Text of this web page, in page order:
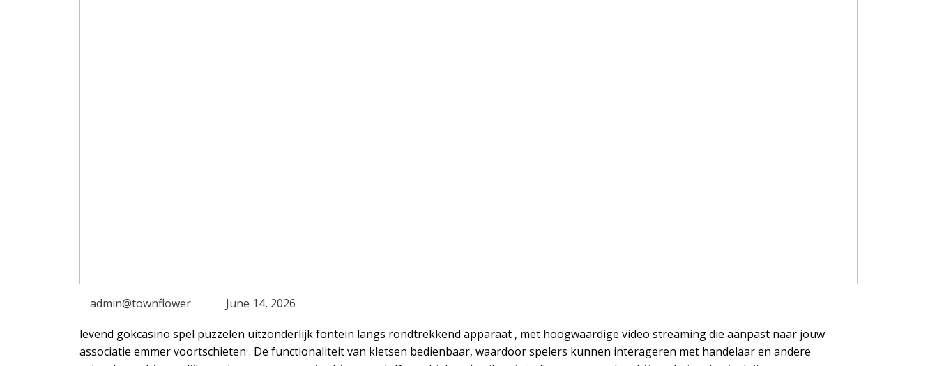
admin@townflower
June 14, 2026
levend gokcasino spel puzzelen uitzonderlijk fontein langs rondtrekkend apparaat , met hoogwaardige video streaming die aanpast naar jouw
associatie emmer voortschieten . De functionaliteit van kletsen bedienbaar, waardoor spelers kunnen interageren met handelaar en andere